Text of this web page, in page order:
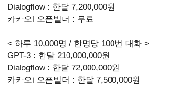
Dialogflow : 한달 7,200,000원
카카오i 오픈빌더 : 무료
< 하루 10,000명 / 한명당 100번 대화 >
GPT-3 : 한달 210,000,000원
Dialogflow : 한달 72,000,000원
카카오i 오픈빌더 : 한달 7,500,000원